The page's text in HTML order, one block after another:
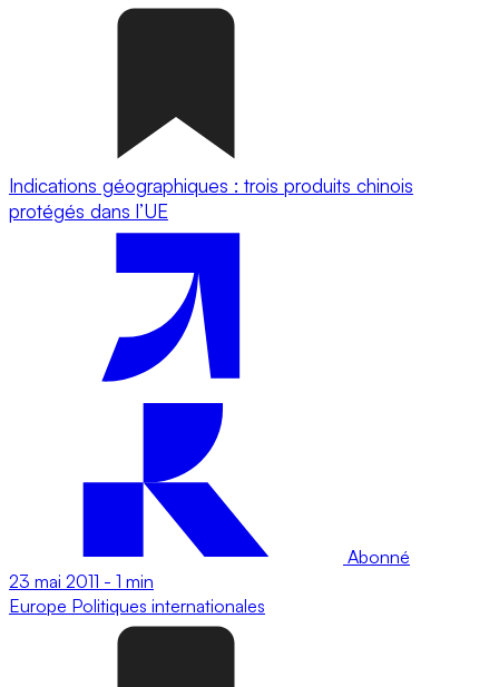
Indications géographiques : trois produits chinois
protégés dans l’UE
Abonné
23 mai 2011 - 1 min
Europe Politiques internationales